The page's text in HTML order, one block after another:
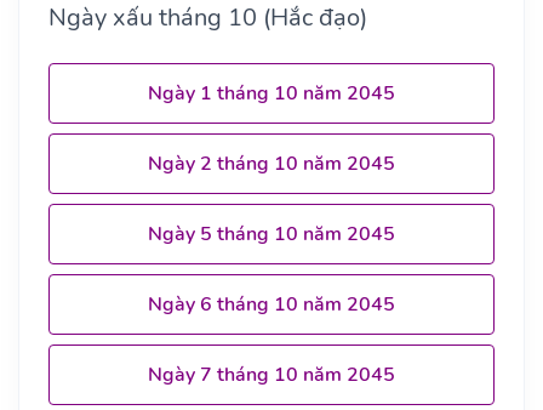
Ngày xấu tháng 10 (Hắc đạo)
Ngày 1 tháng 10 năm 2045
Ngày 2 tháng 10 năm 2045
Ngày 5 tháng 10 năm 2045
Ngày 6 tháng 10 năm 2045
Ngày 7 tháng 10 năm 2045